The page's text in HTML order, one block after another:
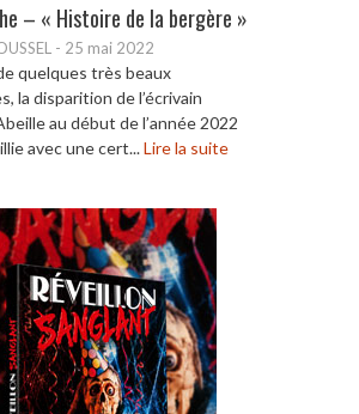
– « Histoire de la bergère »
- 25 mai 2022
quelques très beaux
la disparition de l’écrivain
au début de l’année 2022
avec une cert...Lire la suite